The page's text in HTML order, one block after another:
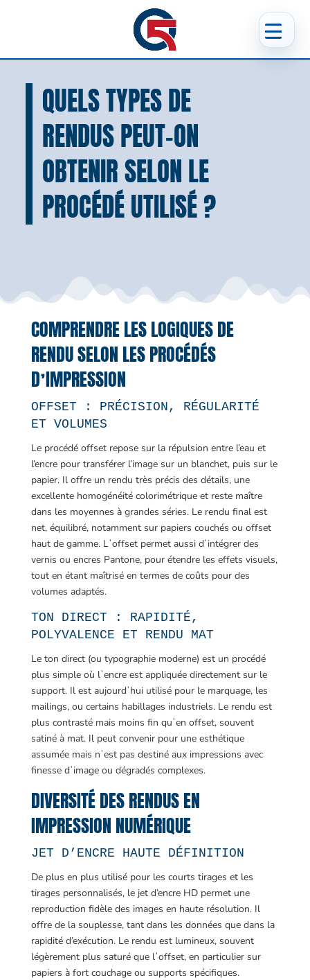
QUELS TYPES DE
RENDUS PEUT-ON
OBTENIR SELON LE
PROCÉDÉ UTILISÉ ?
COMPRENDRE LES LOGIQUES DE
RENDU SELON LES PROCÉDÉS
DʼIMPRESSION
OFFSET : PRÉCISION, RÉGULARITÉ
ET VOLUMES
Le procédé offset repose sur la répulsion entre l’eau et
l’encre pour transférer l’image sur un blanchet, puis sur le
papier. Il offre un rendu très précis des détails, une
excellente homogénéité colorimétrique et reste maître
dans les moyennes à grandes séries. Le rendu final est
net, équilibré, notamment sur papiers couchés ou offset
haut de gamme. Lʼoffset permet aussi dʼintégrer des
vernis ou encres Pantone, pour étendre les effets visuels,
tout en étant maîtrisé en termes de coûts pour des
volumes adaptés.
TON DIRECT : RAPIDITÉ,
POLYVALENCE ET RENDU MAT
Le ton direct (ou typographie moderne) est un procédé
plus simple où lʼencre est appliquée directement sur le
support. Il est aujourdʼhui utilisé pour le marquage, les
mailings, ou certains habillages industriels. Le rendu est
plus contrasté mais moins fin quʼen offset, souvent
satiné à mat. Il peut convenir pour une esthétique
assumée mais nʼest pas destiné aux impressions avec
finesse dʼimage ou dégradés complexes.
DIVERSITÉ DES RENDUS EN
IMPRESSION NUMÉRIQUE
JET D’ENCRE HAUTE DÉFINITION
De plus en plus utilisé pour les courts tirages et les
tirages personnalisés, le jet d’encre HD permet une
reproduction fidèle des images en haute résolution. Il
offre de la souplesse, tant dans les données que dans la
rapidité d’exécution. Le rendu est lumineux, souvent
légèrement plus saturé que lʼoffset, en particulier sur
papiers à fort couchage ou supports spécifiques.